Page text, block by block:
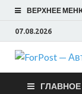
ВЕРХНЕЕ
07.08.2026